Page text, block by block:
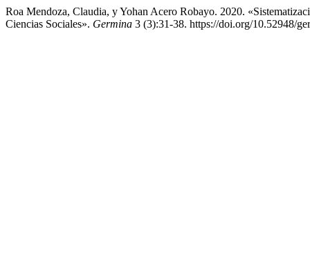
Roa Mendoza, Claudia, y Yohan Acero Robayo. 2020.
Ciencias Sociales». Germina 3 (3):31-38. https://doi.org/10.52948/